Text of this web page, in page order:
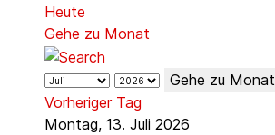
Heute
Gehe zu Monat
Gehe zu Monat
Vorheriger Tag
Montag, 13. Juli 2026